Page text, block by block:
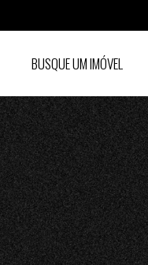
BUSQUE UM IMÓVEL